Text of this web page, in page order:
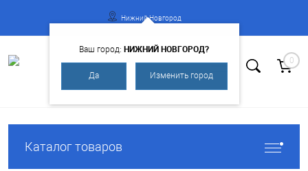
Нижний Новгород
Ваш город: НИЖНИЙ НОВГОРОД?
Да Изменить город
0
Каталог товаров